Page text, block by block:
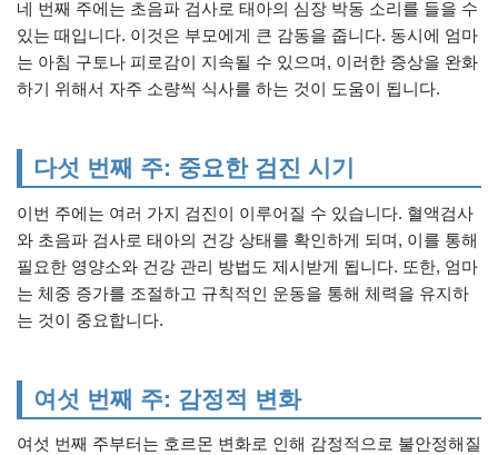
네 번째 주에는 초음파 검사로 태아의 심장 박동 소리를 들을 수
있는 때입니다. 이것은 부모에게 큰 감동을 줍니다. 동시에 엄마
는 아침 구토나 피로감이 지속될 수 있으며, 이러한 증상을 완화
하기 위해서 자주 소량씩 식사를 하는 것이 도움이 됩니다.
다섯 번째 주: 중요한 검진 시기
이번 주에는 여러 가지 검진이 이루어질 수 있습니다. 혈액검사
와 초음파 검사로 태아의 건강 상태를 확인하게 되며, 이를 통해
필요한 영양소와 건강 관리 방법도 제시받게 됩니다. 또한, 엄마
는 체중 증가를 조절하고 규칙적인 운동을 통해 체력을 유지하
는 것이 중요합니다.
여섯 번째 주: 감정적 변화
여섯 번째 주부터는 호르몬 변화로 인해 감정적으로 불안정해질